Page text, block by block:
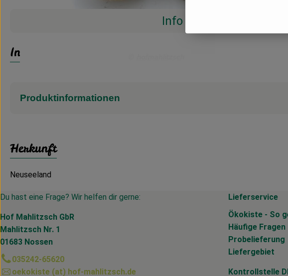
Info
Info
Produktinformationen
Herkunft
Neuseeland
Du hast eine Frage? Wir helfen dir gerne:
Hof Mahlitzsch GbR
Mahlitzsch Nr. 1
01683 Nossen
035242-65620
oekokiste (at) hof-mahlitzsch.de
Lieferservice
Ökokiste - So
Häufige Fragen
Probelieferung
Liefergebiet
Kontrollstelle